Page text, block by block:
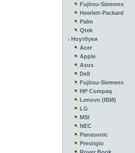
Fujitsu-Siemens
Hewlett-Packard
Palm
Qtek
Ноутбуки
Acer
Apple
Asus
Dell
Fujitsu-Siemens
HP Compaq
Lenovo (IBM)
LG
MSI
NEC
Panasonic
Prestigio